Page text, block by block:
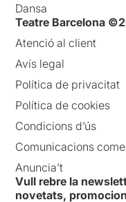
Dansa
Teatre Barcelona
Atenció al client
Avís legal
Política de privacitat
Política de cookies
Condicions d’ús
Comunicacions
Anuncia’t
Vull rebre la
novetats,